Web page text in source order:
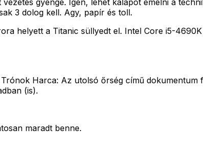
gyenge. Igen, lehet kalapot emelni a
3 dolog kell. Agy, papír és toll.
helyett a Titanic süllyedt el. Intel Core i5-
Harca: Az utolsó őrség című
(is).
maradt benne.